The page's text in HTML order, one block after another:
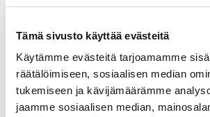
Tämä sivusto käyttää evästeitä
Käytämme evästeitä tarjoamamme
räätälöimiseen, sosiaalisen median
tukemiseen ja kävijämäärämme
jaamme sosiaalisen median,